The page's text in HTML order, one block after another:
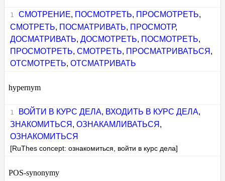
СМОТРЕНИЕ, ПОСМОТРЕТЬ, ПРОСМОТРЕТЬ,
СМОТРЕТЬ, ПОСМАТРИВАТЬ, ПРОСМОТР,
ДОСМАТРИВАТЬ,ДОСМОТРЕТЬ, ПОСМОТРЕТЬ,
ПРОСМОТРЕТЬ,СМОТРЕТЬ, ПРОСМАТРИВАТЬСЯ ,
ОТСМОТРЕТЬ,ОТСМАТРИВАТЬ
hypernym
ВОЙТИ В КУРС ДЕЛА, ВХОДИТЬ В КУРС ДЕЛА,
ЗНАКОМИТЬСЯ ,ОЗНАКАМЛИВАТЬСЯ ,
ОЗНАКОМИТЬСЯ
[RuThes concept: ознакомиться, войти в курс дела]
POS-synonymy